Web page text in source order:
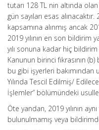
tutarı 128 TL nin altında
gün sayıları esas
kapsamına alınmış ancak
2019 yılının en son bildirim
yılı sonuna kadar hiç
Kanunun birinci fıkrasının
bu gibi işyerleri bakımından
Yılında Tescil Edilmiş/
İşlemler” bölümündeki
Öte yandan, 2019 yılının
bulunulmamış veya